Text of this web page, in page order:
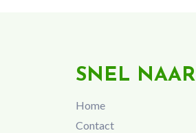
SNEL NAAR
Home
Contact